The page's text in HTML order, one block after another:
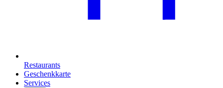
Restaurants
Geschenkkarte
Services